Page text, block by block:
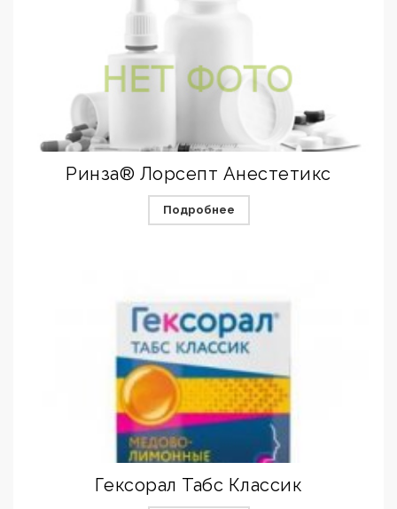
Ринза® Лорсепт Анестетикс
Подробнее
Гексорал Табс Классик